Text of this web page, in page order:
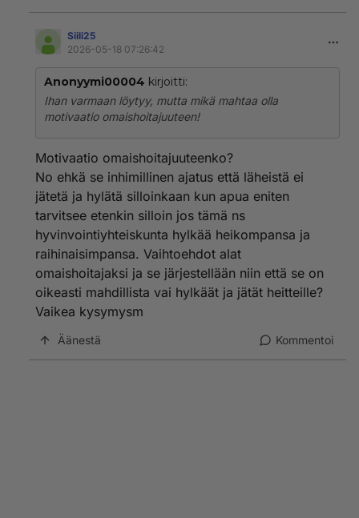
Siili25
2026-05-18 07:26:42
Anonyymi00004 kirjoitti:
Ihan varmaan löytyy, mutta mikä mahtaa olla
motivaatio omaishoitajuuteen!
Motivaatio omaishoitajuuteenko?
No ehkä se inhimillinen ajatus että läheistä ei
jätetä ja hylätä silloinkaan kun apua eniten
tarvitsee etenkin silloin jos tämä ns
hyvinvointiyhteiskunta hylkää heikompansa ja
raihinaisimpansa. Vaihtoehdot alat
omaishoitajaksi ja se järjestellään niin että se on
oikeasti mahdillista vai hylkäät ja jätät heitteille?
Vaikea kysymysm
Äänestä Kommentoi